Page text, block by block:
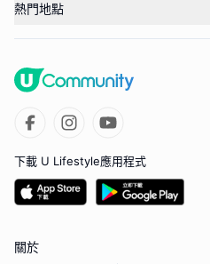
熱門地點
下載 U Lifestyle應用程式
關於